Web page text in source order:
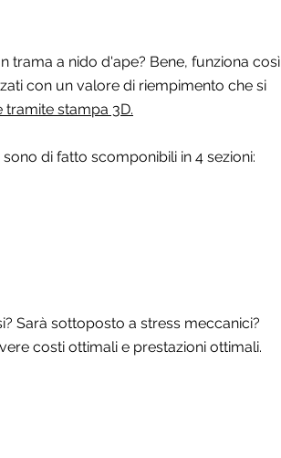
trama a nido d'ape? Bene, funziona così
con un valore di riempimento che si
tramite stampa 3D.
di fatto scomponibili in 4 sezioni:
Sarà sottoposto a stress meccanici?
costi ottimali e prestazioni ottimali.